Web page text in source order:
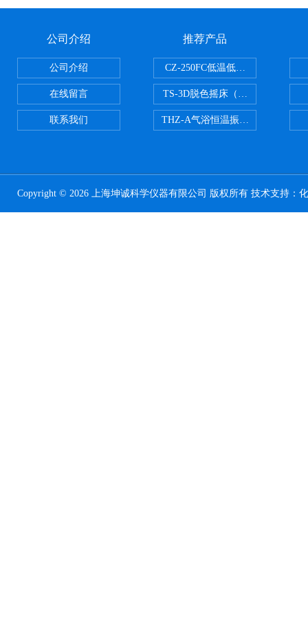
公司介绍
公司介绍
在线留言
联系我们
推荐产品
CZ-250FC低温低湿种子储藏柜
TS-3D脱色摇床（三维运动）
THZ-A气浴恒温振荡器
Copyright © 2026 上海坤诚科学仪器有限公司 版权所有 技术支持：